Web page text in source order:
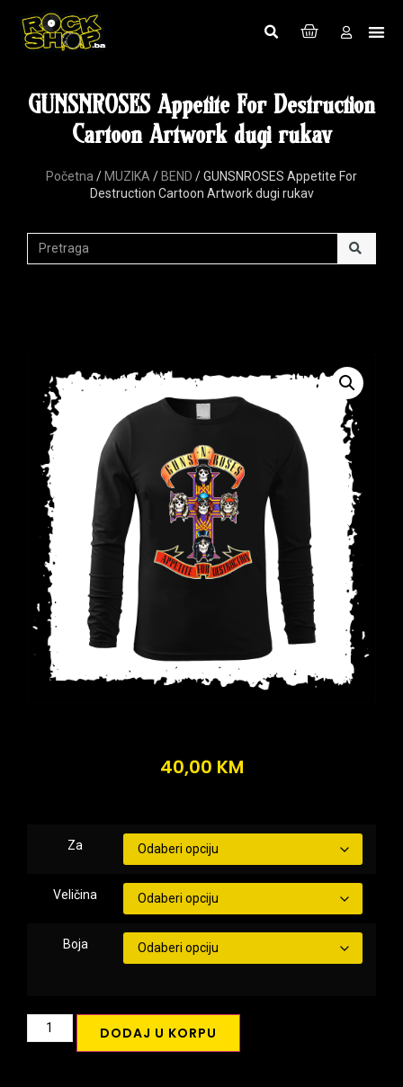
GUNSNROSES Appetite For Destruction
Cartoon Artwork dugi rukav
Početna / MUZIKA / BEND / GUNSNROSES Appetite For
Destruction Cartoon Artwork dugi rukav
40,00 KM
Za
Veličina
Boja
DODAJ U KORPU